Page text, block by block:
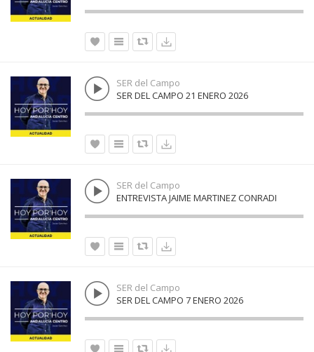
SER del Campo
SER DEL CAMPO 21 ENERO 2026
SER del Campo
ENTREVISTA JAIME MARTINEZ CONRADI
SER del Campo
SER DEL CAMPO 7 ENERO 2026